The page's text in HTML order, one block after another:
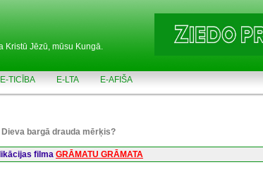
Kristū Jēzū, mūsu Kungā.
E-TICĪBA E-LTA E-AFIŠA
bargā drauda mērķis?
filma GRĀMATU GRĀMATA